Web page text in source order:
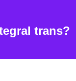
trans?